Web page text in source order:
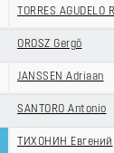
TORRES
OROSZ Gergő
JANSSEN Adriaan
SANTORO Antonio
ТИХОНИН Евгений